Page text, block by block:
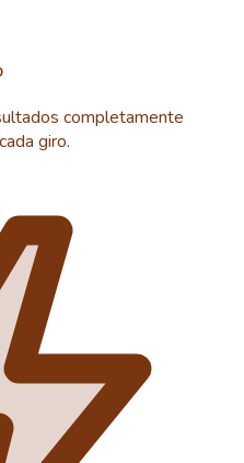
completamente
giro.